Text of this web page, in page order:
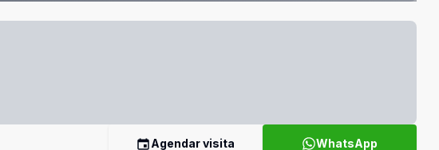
Agendar visita WhatsApp